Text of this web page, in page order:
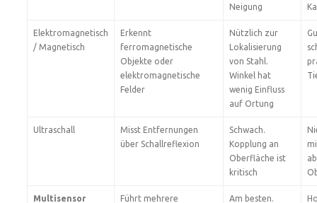
Neigung
Elektromagnetisch
/ Magnetisch
Erkennt
ferromagnetische
Objekte oder
elektromagnetische
Felder
Nützlich zur
Lokalisierung
von Stahl.
Winkel hat
wenig Einfluss
auf Ortung
Ultraschall
Misst Entfernungen
über Schallreflexion
Schwach.
Kopplung an
Oberfläche ist
kritisch
Multisensor
Führt mehrere
Am besten.